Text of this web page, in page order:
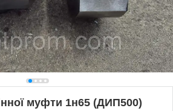
муфти 1н65 (ДИП500)